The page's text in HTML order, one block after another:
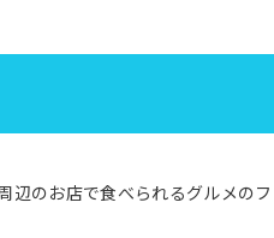
のお店で食べられるグルメのフ